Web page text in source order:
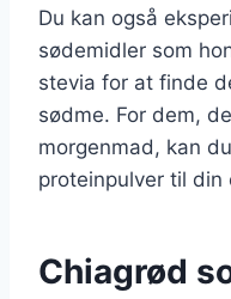
Du kan også
sødemidler som
stevia for at finde
sødme. For dem,
morgenmad, kan
proteinpulver til din
Chiagrød